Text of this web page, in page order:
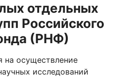
отдельных
Российского
(РНФ)
на осуществление
исследований